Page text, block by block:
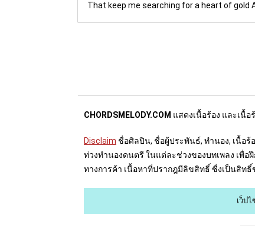
That keep me searching for a heart of gold
CHORDSMELODY.COM แสดงเนื้อร้อง และเนื้
Disclaim ชื่อศิลปิน, ชื่อผู้ประพันธ์, ทำนอง, เนื้อร้
ท่วงทำนองดนตรี ในแต่ละช่วงของบทเพลง เพื่
ทางการค้า เนื้อหาที่ปรากฎมีลิขสิทธิ์ ซื่งเป็นสิทธิ์
เว็ป